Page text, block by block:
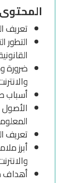
تعريف
التطور
ضرورة
أسباب
الأصول
تعريف
أبرز
أهداف